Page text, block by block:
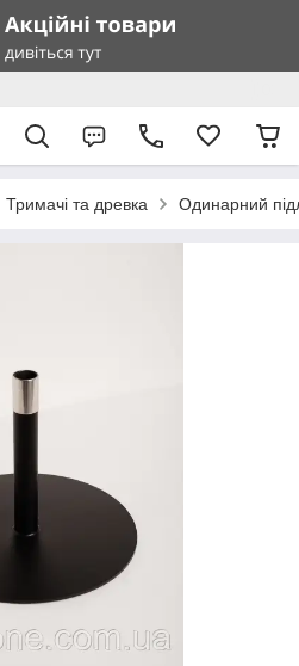
Тримачі та древка Одинарний